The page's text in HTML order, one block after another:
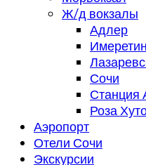
Ж/д вокзалы
Адлер
Сочи
Станция
Роза
Аэропорт
Отели Сочи
Экскурсии